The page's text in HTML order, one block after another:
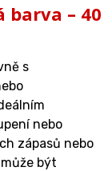
barva – 40
s
nebo
zápasů nebo
být